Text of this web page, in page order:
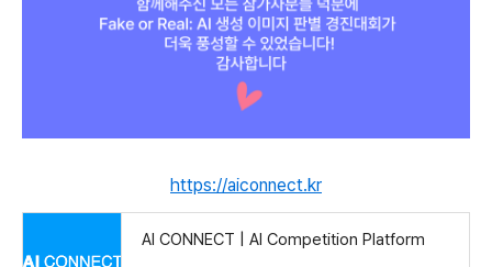
https://aiconnect.kr
AI CONNECT | AI Competition Platform